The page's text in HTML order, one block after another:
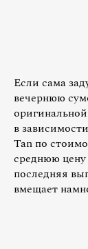
Если сама
вечернюю
в
Tan по
среднюю
последняя
вмещает